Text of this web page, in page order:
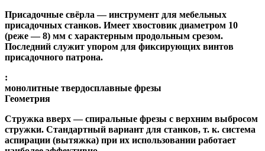
Присадочные свёрла — инструмент для мебельных
присадочных станков. Имеет хвостовик диаметром 10
(реже — 8) мм с характерным продольным срезом.
Последний служит упором для фиксирующих винтов
присадочного патрона.
:
монолитные твердосплавные фрезы
Геометрия
Стружка вверх— спиральные фрезы с верхним выбросом
стружки. Стандартный вариант для станков, т. к. система
аспирации (вытяжка) при их использовании работает